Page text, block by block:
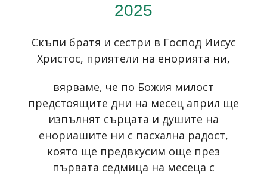
2025
Скъпи братя и сестри в Господ Иисус
Христос, приятели на енорията ни,
вярваме, че по Божия милост
предстоящите дни на месец април ще
изпълнят сърцата и душите на
енориашите ни с пасхална радост,
която ще предвкусим още през
първата седмица на месеца с